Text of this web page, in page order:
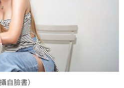
自臉書）